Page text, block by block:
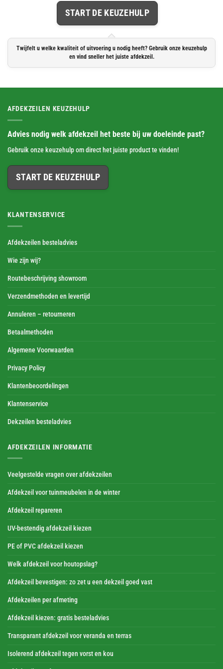
START DE KEUZEHULP
Twijfelt u welke kwaliteit of uitvoering u nodig heeft? Gebruik onze keuzehulp
en vind sneller het juiste afdekzeil.
AFDEKZEILEN KEUZEHULP
Advies nodig welk afdekzeil het beste bij uw doeleinde past?
Gebruik onze keuzehulp om direct het juiste product te vinden!
START DE KEUZEHULP
KLANTENSERVICE
Afdekzeilen besteladvies
Wie zijn wij?
Routebeschrijving showroom
Verzendmethoden en levertijd
Annuleren – retourneren
Betaalmethoden
Algemene Voorwaarden
Privacy Policy
Klantenbeoordelingen
Klantenservice
Dekzeilen besteladvies
AFDEKZEILEN INFORMATIE
Veelgestelde vragen over afdekzeilen
Afdekzeil voor tuinmeubelen in de winter
Afdekzeil repareren
UV-bestendig afdekzeil kiezen
PE of PVC afdekzeil kiezen
Welk afdekzeil voor houtopslag?
Afdekzeil bevestigen: zo zet u een dekzeil goed vast
Afdekzeilen per afmeting
Afdekzeil kiezen: gratis besteladvies
Transparant afdekzeil voor veranda en terras
Isolerend afdekzeil tegen vorst en kou